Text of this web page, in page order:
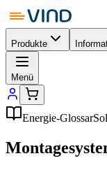
Produkte
Menü
Energie-Glossar